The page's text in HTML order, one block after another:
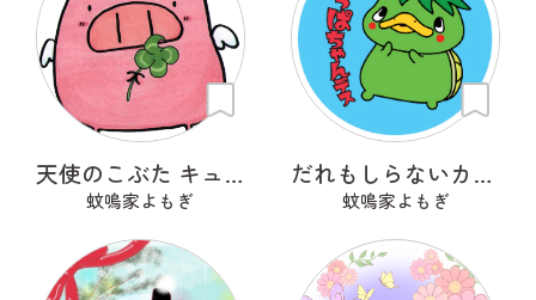
天使のこぶた キューピッグ
蚊鳴家よもぎ
だれもしらないカッパちゃん
蚊鳴家よもぎ